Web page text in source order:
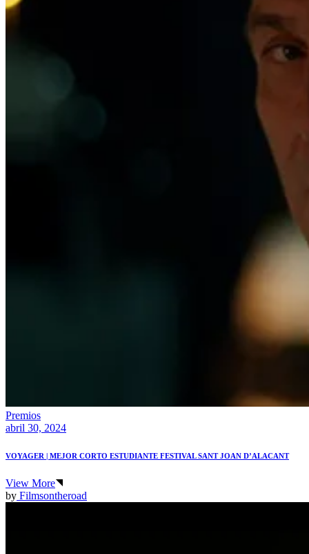
Premios
abril 30, 2024
VOYAGER | MEJOR CORTO ESTUDIANTE FESTIVAL SANT JOAN D’ALACANT
View More
by Filmsontheroad